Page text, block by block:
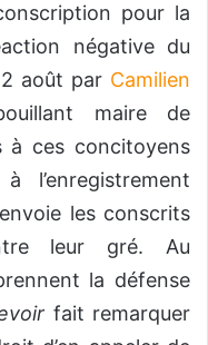
pour la
négative du
août par Camilien
maire de
à ces concitoyens
l’enregistrement
les conscrits
leur gré. Au
la défense
fait remarquer